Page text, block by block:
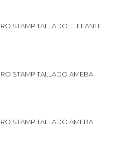
STAMP TALLADO ELEFANTE
STAMP TALLADO AMEBA
STAMP TALLADO AMEBA